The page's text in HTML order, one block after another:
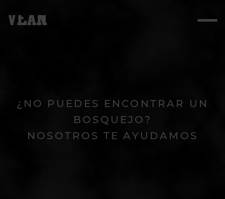
¿NO PUEDES ENCONTRAR UN
BOSQUEJO?
NOSOTROS TE AYUDAMOS